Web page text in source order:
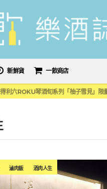
新鮮貨 一飲商店
敲碗如期回歸！SUNMAI金色三麥3度
利六ROKU琴酒旬系列「柚子雪見」
正式恢復蘇格蘭威士忌零關稅！烈酒產
攜手 TABASCO® 重磅跨界，辣
敲碗如期回歸！SUNMAI金色三麥3度
滷肉飯 酒肉人生